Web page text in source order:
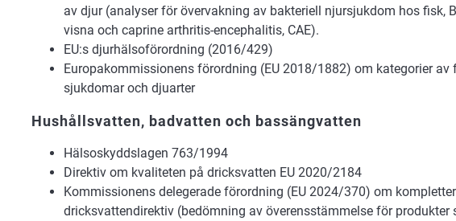
av djur (analyser för övervakning av bakteriell njursjukdom hos fisk,
visna och caprine arthritis-encephalitis, CAE).
EU:s djurhälsoförordning (2016/429)
Europakommissionens förordning (EU 2018/1882) om kategorier av
sjukdomar och djuarter
Hushållsvatten, badvatten och bassängvatten
Hälsoskyddslagen 763/1994
Direktiv om kvaliteten på dricksvatten EU 2020/2184
Kommissionens delegerade förordning (EU 2024/370) om
dricksvattendirektiv (bedömning av överensstämmelse för produkter